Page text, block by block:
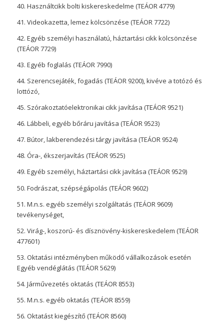
40. Használtcikk bolti kiskereskedelme (TEÁOR 4779)
41. Videokazetta, lemez kölcsönzése (TEÁOR 7722)
42. Egyéb személyi használatú, háztartási cikk kölcsönzése
(TEÁOR 7729)
43. Egyéb foglalás (TEÁOR 7990)
44. Szerencsejáték, fogadás (TEÁOR 9200), kivéve a totózó és
lottózó,
45. Szórakoztatóelektronikai cikk javítása (TEÁOR 9521)
46. Lábbeli, egyéb bőráru javítása (TEÁOR 9523)
47. Bútor, lakberendezési tárgy javítása (TEÁOR 9524)
48. Óra-, ékszerjavítás (TEÁOR 9525)
49. Egyéb személyi, háztartási cikk javítása (TEÁOR 9529)
50. Fodrászat, szépségápolás (TEÁOR 9602)
51. M.n.s. egyéb személyi szolgáltatás (TEÁOR 9609)
tevékenységet,
52. Virág-, koszorú- és dísznövény-kiskereskedelem (TEÁOR
477601)
53. Oktatási intézményben működő vállalkozások esetén
Egyéb vendéglátás (TEÁOR 5629)
54. Járművezetés oktatás (TEÁOR 8553)
55. M.n.s. egyéb oktatás (TEÁOR 8559)
56. Oktatást kiegészítő (TEÁOR 8560)